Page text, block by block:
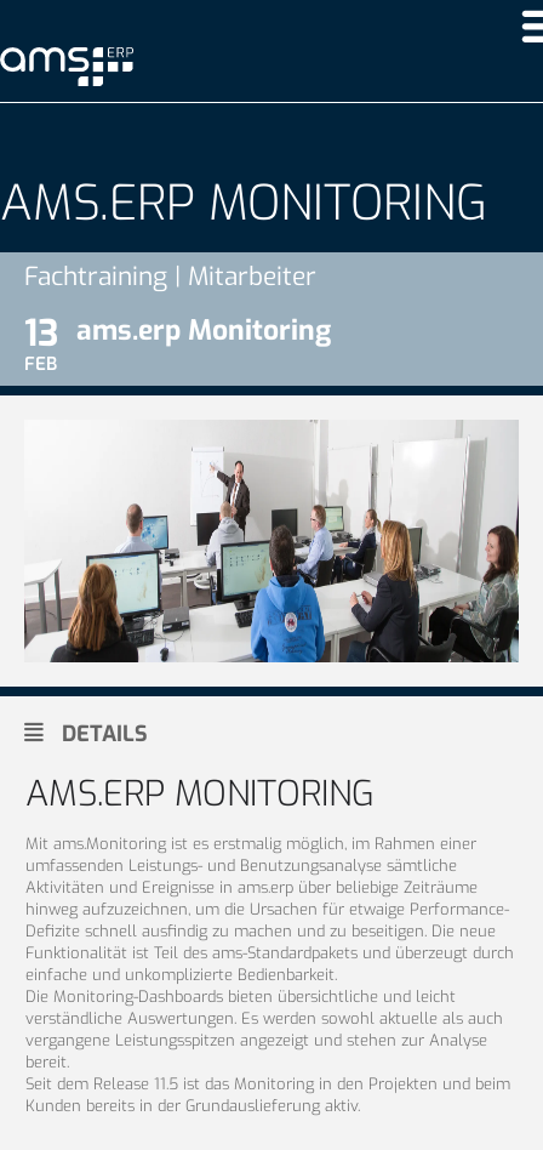
AMS.ERP MONITORING
Fachtraining | Mitarbeiter
13
FEB
ams.erp Monitoring
DETAILS
AMS.ERP MONITORING
Mit ams.Monitoring ist es erstmalig möglich, im Rahmen einer
umfassenden Leistungs- und Benutzungsanalyse sämtliche
Aktivitäten und Ereignisse in ams.erp über beliebige Zeiträume
hinweg aufzuzeichnen, um die Ursachen für etwaige Performance-
Defizite schnell ausfindig zu machen und zu beseitigen. Die neue
Funktionalität ist Teil des ams-Standardpakets und überzeugt durch
einfache und unkomplizierte Bedienbarkeit.
Die Monitoring-Dashboards bieten übersichtliche und leicht
verständliche Auswertungen. Es werden sowohl aktuelle als auch
vergangene Leistungsspitzen angezeigt und stehen zur Analyse
bereit.
Seit dem Release 11.5 ist das Monitoring in den Projekten und beim
Kunden bereits in der Grundauslieferung aktiv.